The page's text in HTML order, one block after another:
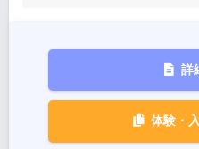
詳
体験・